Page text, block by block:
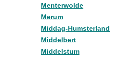
Menterwolde
Merum
Middag-Humsterland
Middelbert
Middelstum